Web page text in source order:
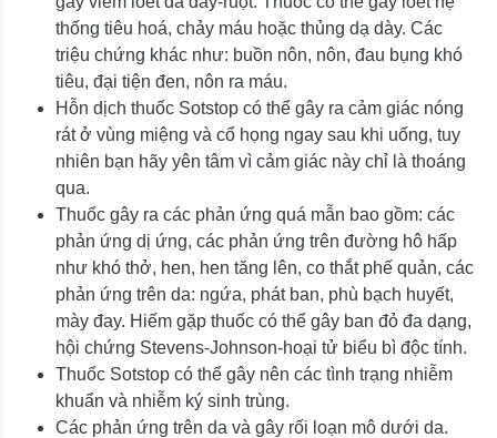
thống tiêu hoá, chảy máu hoặc thủng dạ dày. Các
triệu chứng khác như: buồn nôn, nôn, đau bụng khó
tiêu, đại tiện đen, nôn ra máu.
Hỗn dịch thuốc Sotstop có thể gây ra cảm giác nóng
rát ở vùng miệng và cổ họng ngay sau khi uống, tuy
nhiên bạn hãy yên tâm vì cảm giác này chỉ là thoáng
qua.
Thuốc gây ra các phản ứng quá mẫn bao gồm: các
phản ứng dị ứng, các phản ứng trên đường hô hấp
như khó thở, hen, hen tăng lên, co thắt phế quản, các
phản ứng trên da: ngứa, phát ban, phù bạch huyết,
mày đay. Hiếm gặp thuốc có thể gây ban đỏ đa dạng,
hội chứng Stevens-Johnson-hoại tử biểu bì độc tính.
Thuốc Sotstop có thể gây nên các tình trạng nhiễm
khuẩn và nhiễm ký sinh trùng.
Các phản ứng trên da và gây rối loạn mô dưới da.